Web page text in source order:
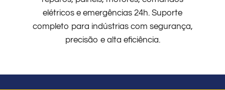
elétricos e emergências 24h. Suporte
completo para indústrias com segurança,
precisão e alta eficiência.